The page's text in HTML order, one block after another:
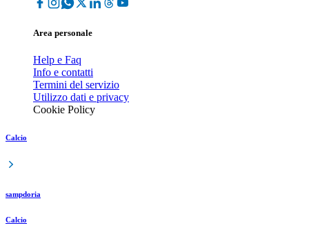
Area personale
Help e Faq
Info e contatti
Termini del servizio
Utilizzo dati e privacy
Cookie Policy
Calcio
sampdoria
Calcio